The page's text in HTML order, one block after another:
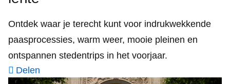
Ontdek waar je terecht kunt voor indrukwekkende
paasprocessies, warm weer, mooie pleinen en
ontspannen stedentrips in het voorjaar.
Delen